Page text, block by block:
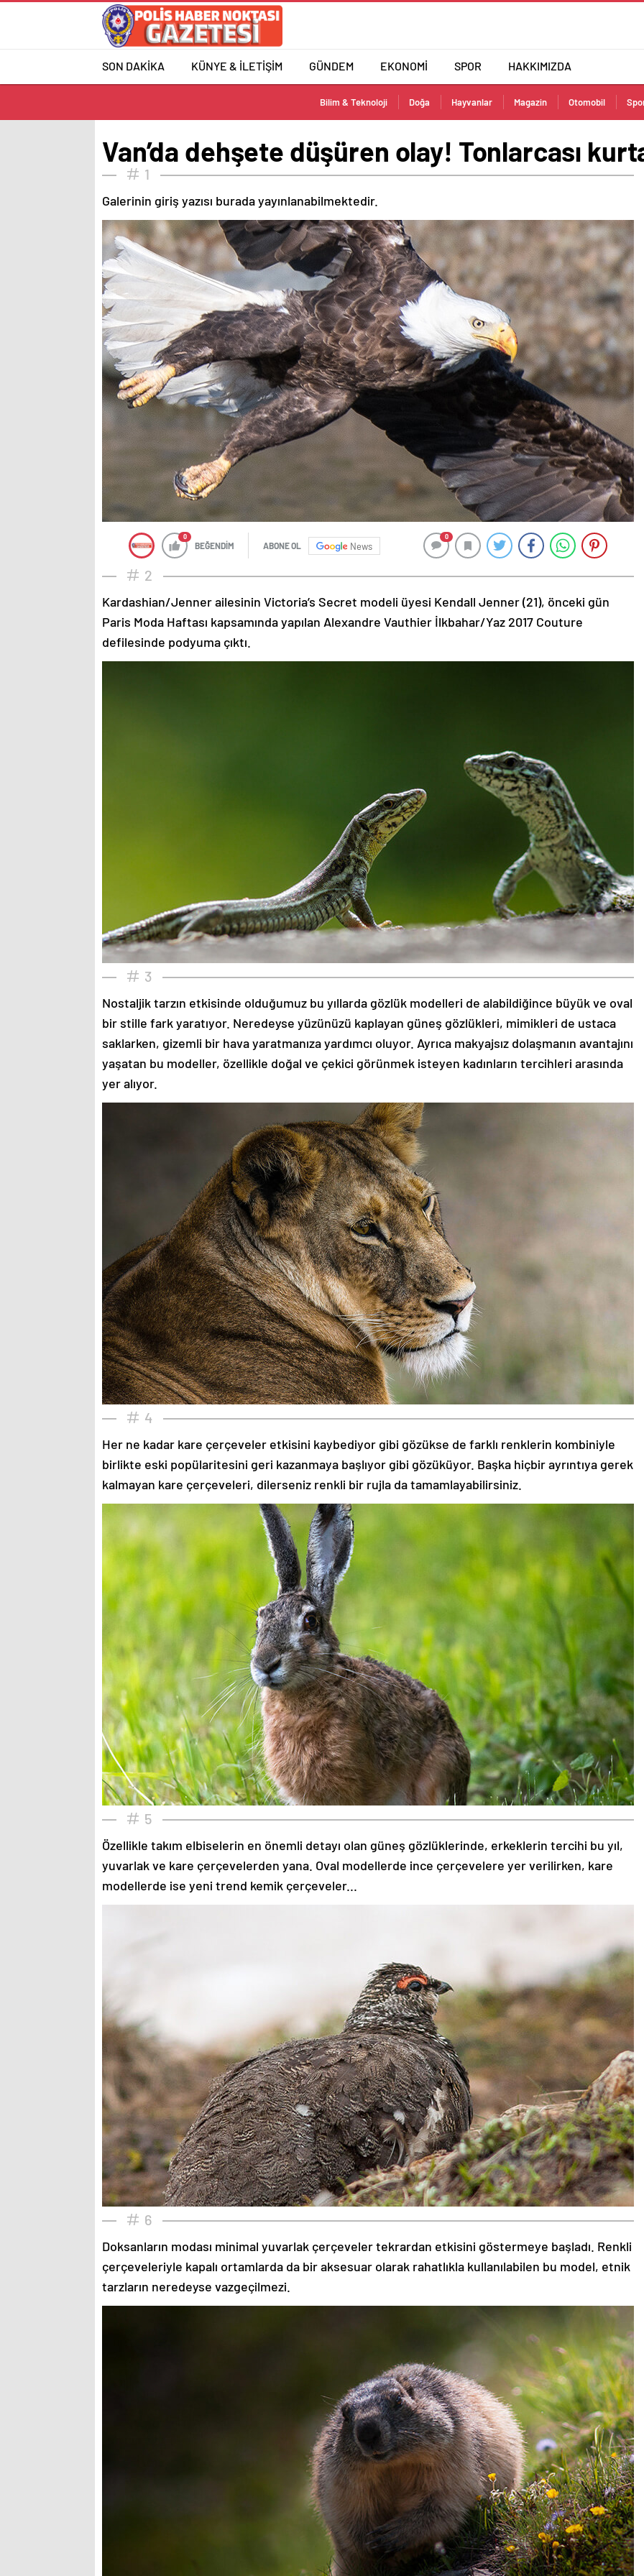
SON DAKİKA KÜNYE & İLETİŞİM GÜNDEM EKONOMİ SPOR HAKKIMIZDA
Bilim & Teknoloji Doğa Hayvanlar Magazin Otomobil
Van’da dehşete düşüren olay! Tonlarcası
1
Galerinin giriş yazısı burada yayınlanabilmektedir.
0
BEĞENDİM ABONE OL News
0
2
Kardashian/Jenner ailesinin Victoria’s Secret modeli üyesi Kendall Jenner (21), önceki gün
Paris Moda Haftası kapsamında yapılan Alexandre Vauthier İlkbahar/Yaz 2017 Couture
defilesinde podyuma çıktı.
3
Nostaljik tarzın etkisinde olduğumuz bu yıllarda gözlük modelleri de alabildiğince büyük ve oval
bir stille fark yaratıyor. Neredeyse yüzünüzü kaplayan güneş gözlükleri, mimikleri de ustaca
saklarken, gizemli bir hava yaratmanıza yardımcı oluyor. Ayrıca makyajsız dolaşmanın avantajını
yaşatan bu modeller, özellikle doğal ve çekici görünmek isteyen kadınların tercihleri arasında
yer alıyor.
4
Her ne kadar kare çerçeveler etkisini kaybediyor gibi gözükse de farklı renklerin kombiniyle
birlikte eski popülaritesini geri kazanmaya başlıyor gibi gözüküyor. Başka hiçbir ayrıntıya gerek
kalmayan kare çerçeveleri, dilerseniz renkli bir rujla da tamamlayabilirsiniz.
5
Özellikle takım elbiselerin en önemli detayı olan güneş gözlüklerinde, erkeklerin tercihi bu yıl,
yuvarlak ve kare çerçevelerden yana. Oval modellerde ince çerçevelere yer verilirken, kare
modellerde ise yeni trend kemik çerçeveler...
6
Doksanların modası minimal yuvarlak çerçeveler tekrardan etkisini göstermeye başladı. Renkli
çerçeveleriyle kapalı ortamlarda da bir aksesuar olarak rahatlıkla kullanılabilen bu model, etnik
tarzların neredeyse vazgeçilmezi.